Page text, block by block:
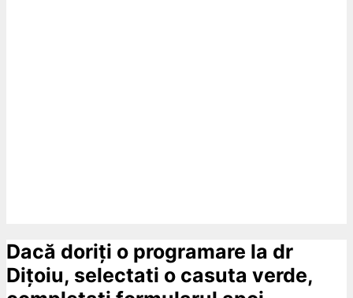
Dacă doriți o programare la dr
Dițoiu, selectati o casuta verde,